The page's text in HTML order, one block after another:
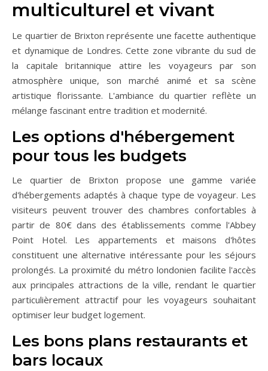
multiculturel et vivant
Le quartier de Brixton représente une facette authentique
et dynamique de Londres. Cette zone vibrante du sud de
la capitale britannique attire les voyageurs par son
atmosphère unique, son marché animé et sa scène
artistique florissante. L'ambiance du quartier reflète un
mélange fascinant entre tradition et modernité.
Les options d'hébergement
pour tous les budgets
Le quartier de Brixton propose une gamme variée
d'hébergements adaptés à chaque type de voyageur. Les
visiteurs peuvent trouver des chambres confortables à
partir de 80€ dans des établissements comme l'Abbey
Point Hotel. Les appartements et maisons d'hôtes
constituent une alternative intéressante pour les séjours
prolongés. La proximité du métro londonien facilite l'accès
aux principales attractions de la ville, rendant le quartier
particulièrement attractif pour les voyageurs souhaitant
optimiser leur budget logement.
Les bons plans restaurants et
bars locaux